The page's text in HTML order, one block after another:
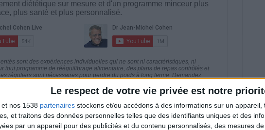
Le respect de votre vie privée est notre
et nos 1538 partenaires stockons et/ou accédons à des informations sur un appareil,
et traitons des données personnelles telles que des identifiants uniques et des
par un appareil pour des publicités et du contenu personnalisés, des mesures
diététique sur mesure et d'un programme minceur plus
plus santé et plus personnalisé.
sont des expériences individuelles qui ne sont ni caractéristiques, ni
tout programme de rééquilibrage alimentaire, des plans de repas contrôlés et
réguliers sont nécessaires pour perdre du poids à long terme. Demandez
traitant avant d'entreprendre un régime amincissant, un programme
habitudes nutritionnelles.